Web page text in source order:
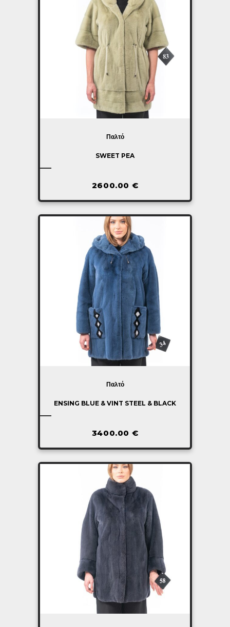
Παλτό
SWEET PEA
2600.00 €
Παλτό
ENSING BLUE & VINT STEEL & BLACK
3400.00 €